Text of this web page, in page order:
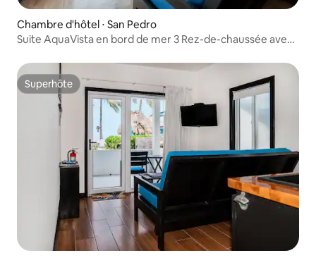
Chambre d'hôtel ⋅ San Pedro
Suite AquaVista en bord de mer 3 Rez-de-chaussée avec
Superhôte
Superhôte